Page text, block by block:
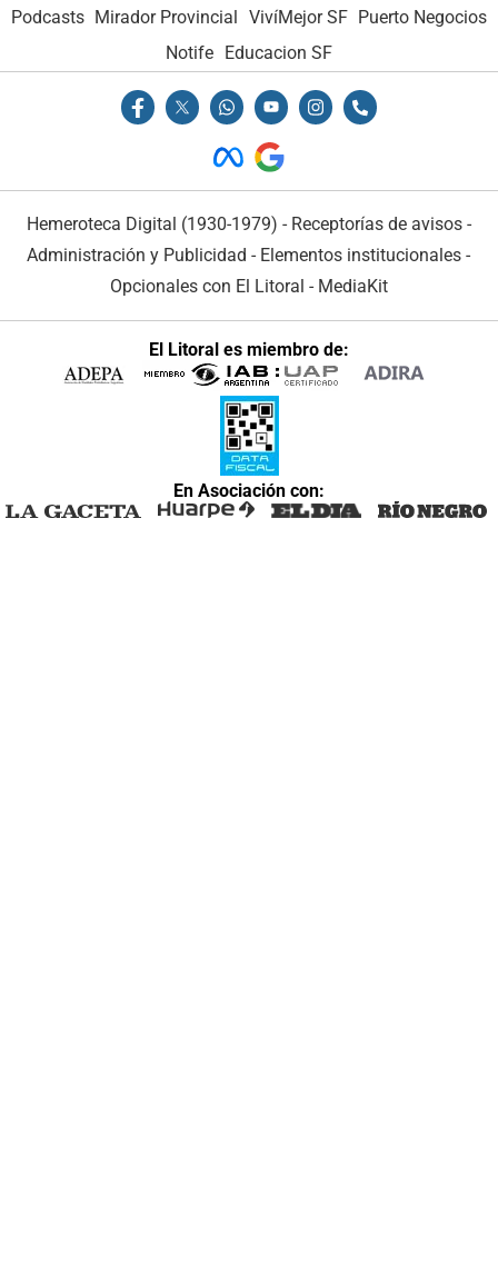
Podcasts Mirador Provincial VivíMejor SF Puerto Negocios
Notife
Educacion SF
Hemeroteca Digital (1930-1979) - Receptorías de avisos -
Administración y Publicidad - Elementos institucionales -
Opcionales con El Litoral - MediaKit
El Litoral es miembro de:
En Asociación con: